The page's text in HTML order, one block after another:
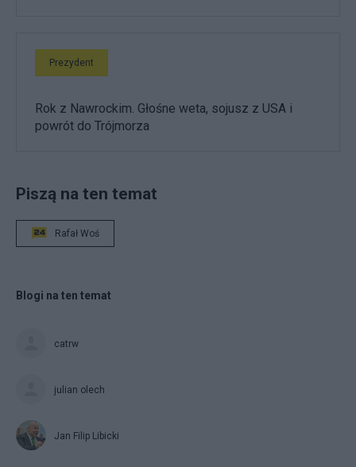
Prezydent
Rok z Nawrockim. Głośne weta, sojusz z USA i
powrót do Trójmorza
Piszą na ten temat
Rafał Woś
Blogi na ten temat
catrw
julian olech
Jan Filip Libicki